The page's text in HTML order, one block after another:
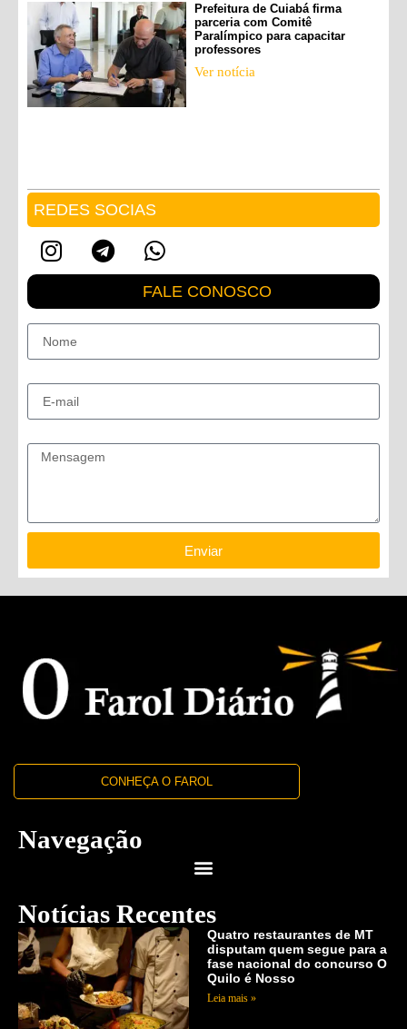
Prefeitura de Cuiabá firma
parceria com Comitê
Paralímpico para capacitar
professores
Ver notícia
REDES SOCIAS
FALE CONOSCO
Enviar
CONHEÇA O FAROL
Navegação
Notícias Recentes
Quatro restaurantes de MT
disputam quem segue para a
fase nacional do concurso O
Quilo é Nosso
Leia mais »